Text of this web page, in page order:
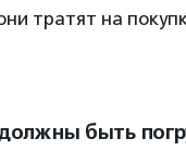
тратят на
быть